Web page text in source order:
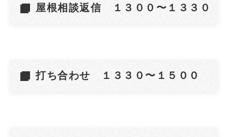
屋根相談返信 １３００〜１３３０
打ち合わせ １３３０〜１５００